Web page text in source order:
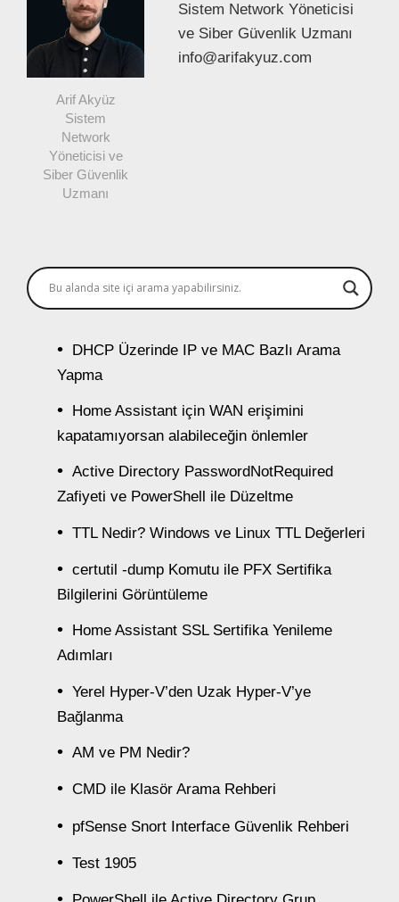
Arif Akyüz
Sistem
Network
Yöneticisi ve
Siber Güvenlik
Uzmanı
Sistem Network Yöneticisi
ve Siber Güvenlik Uzmanı
info@arifakyuz.com
DHCP Üzerinde IP ve MAC Bazlı Arama
Yapma
Home Assistant için WAN erişimini
kapatamıyorsan alabileceğin önlemler
Active Directory PasswordNotRequired
Zafiyeti ve PowerShell ile Düzeltme
TTL Nedir? Windows ve Linux TTL Değerleri
certutil -dump Komutu ile PFX Sertifika
Bilgilerini Görüntüleme
Home Assistant SSL Sertifika Yenileme
Adımları
Yerel Hyper-V’den Uzak Hyper-V’ye
Bağlanma
AM ve PM Nedir?
CMD ile Klasör Arama Rehberi
pfSense Snort Interface Güvenlik Rehberi
Test 1905